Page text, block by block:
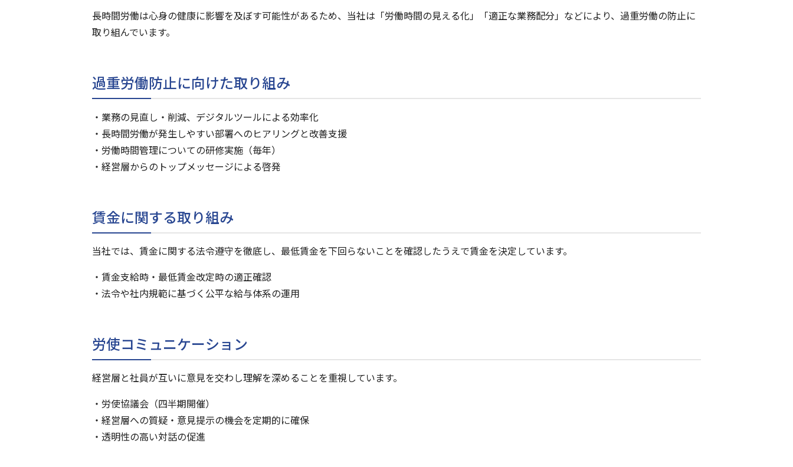
長時間労働は心身の健康に影響を及ぼす可能性があるため、当社は「労働時間の見える化」「適正な業務配分」などにより、過重労働の防止に
取り組んでいます。
過重労働防止に向けた取り組み
業務の見直し・削減、デジタルツールによる効率化
長時間労働が発生しやすい部署へのヒアリングと改善支援
労働時間管理についての研修実施（毎年）
経営層からのトップメッセージによる啓発
賃金に関する取り組み
当社では、賃金に関する法令遵守を徹底し、最低賃金を下回らないことを確認したうえで賃金を決定しています。
賃金支給時・最低賃金改定時の適正確認
法令や社内規範に基づく公平な給与体系の運用
労使コミュニケーション
経営層と社員が互いに意見を交わし理解を深めることを重視しています。
労使協議会（四半期開催）
経営層への質疑・意見提示の機会を定期的に確保
透明性の高い対話の促進